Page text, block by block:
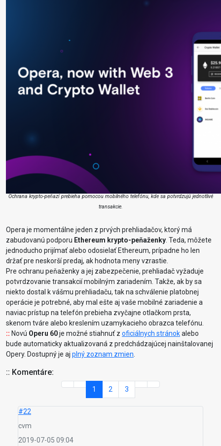
Ochrana krypto-peňazí prebieha pomocou mobilného telefónu, kde sa potvrdzujú jednotlivé
transakcie.
Opera je momentálne jeden z prvých prehliadačov, ktorý má
zabudovanú podporu Ethereum krypto-peňaženky . Teda, môžete
jednoducho prijímať alebo odosielať Ethereum, prípadne ho len
držať pre neskorší predaj, ak hodnota meny vzrastie.
Pre ochranu peňaženky a jej zabezpečenie, prehliadač vyžaduje
potvrdzovanie transakcií mobilným zariadením. Takže, ak by sa
niekto dostal k vášmu prehliadaču, tak na schválenie platobnej
operácie je potrebné, aby mal ešte aj vaše mobilné zariadenie a
naviac prístup na telefón prebieha zvyčajne otlačkom prsta,
skenom tváre alebo kreslením uzamykacieho obrazca telefónu.
:: Novú Operu 60je možné stiahnuť z oficiálnych stránokalebo
bude automaticky aktualizovaná z predchádzajúcej nainštalovanej
Opery. Dostupný je aj plný zoznam zmien
:: Komentáre:
1 2 3
#22
cvm
2019-07-05 09:04